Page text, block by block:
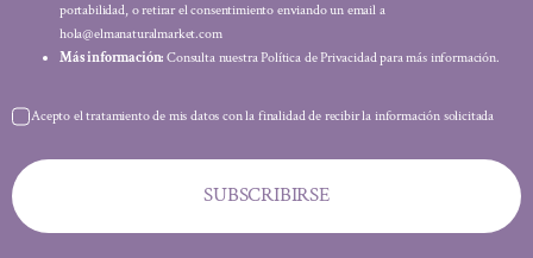
portabilidad, o retirar el consentimiento enviando un email a
hola@elmanaturalmarket.com
Más información: Consulta nuestra Política de Privacidad para más información.
Acepto el tratamiento de mis datos con la finalidad de recibir la información solicitada
SUBSCRIBIRSE